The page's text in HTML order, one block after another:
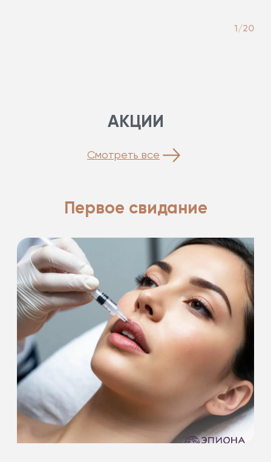
1/20
АКЦИИ
Смотреть все
Первое свидание
Подарки на первое свидание!
-20%
Подробнее